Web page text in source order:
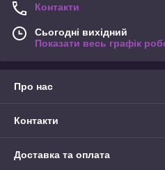
Контакти
Сьогодні вихідний
Показати весь графік
Про нас
Контакти
Доставка та оплата